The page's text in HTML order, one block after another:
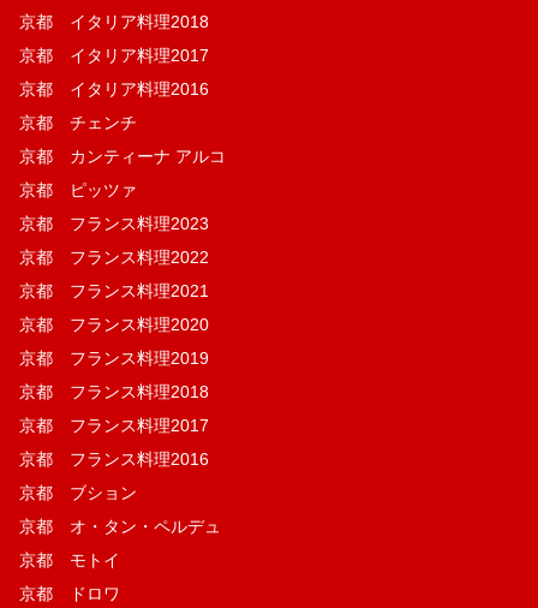
京都 イタリア料理2018
京都 イタリア料理2017
京都 イタリア料理2016
京都 チェンチ
京都 カンティーナ アルコ
京都 ピッツァ
京都 フランス料理2023
京都 フランス料理2022
京都 フランス料理2021
京都 フランス料理2020
京都 フランス料理2019
京都 フランス料理2018
京都 フランス料理2017
京都 フランス料理2016
京都 ブション
京都 オ・タン・ペルデュ
京都 モトイ
京都 ドロワ